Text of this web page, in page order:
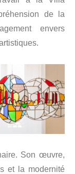
de la
envers
Son œuvre,
et la modernité